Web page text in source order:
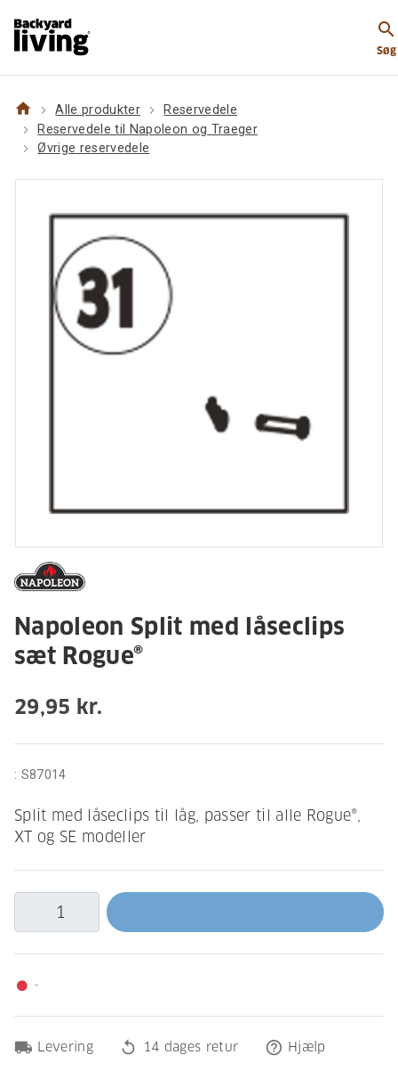
search
Søg
til-napoleon-og-traeger/oevrige-
reservedele/napoleon-split-med-laaseclips-saet-rogue
home Alle produkter
Reservedele
Reservedele til Napoleon og Traeger
Øvrige reservedele
Napoleon Split med låseclips
sæt Rogue®
29,95 kr.
: S87014
Split med låseclips til låg, passer til alle Rogue®,
XT og SE modeller
fiber_manual_record -
local_shipping Levering replay 14 dages retur help_outline Hjælp